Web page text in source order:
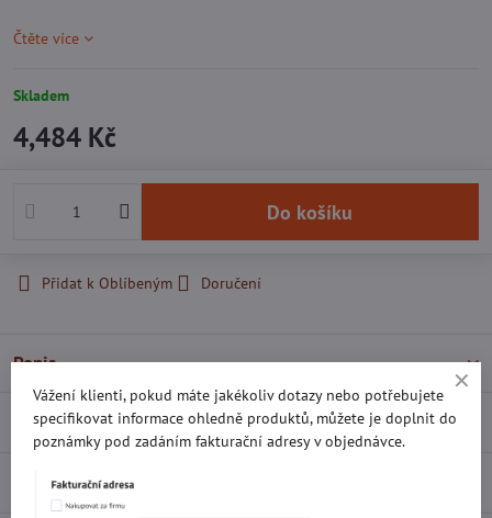
Čtěte více
Skladem
4,484 Kč
Do košíku
Přidat k Oblíbeným Doručení
Popis
Recenze 0
Diskuse 0
Vážení klienti, pokud máte jakékoliv dotazy nebo potřebujete
specifikovat informace ohledně produktů, můžete je doplnit do
poznámky pod zadáním fakturační adresy v objednávce.